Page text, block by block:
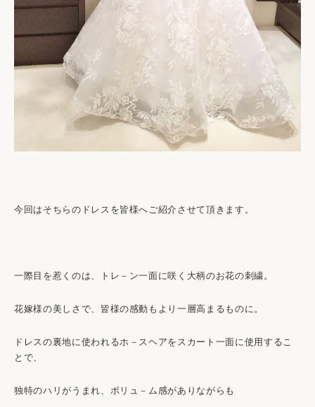
今回はそちらのドレスを皆様へご紹介させて頂きます。
一際目を惹くのは、トレ－ン一面に咲く大柄のお花の刺繍。
花嫁様の美しさで、皆様の感動もより一層高まるものに。
ドレスの裏地に使われるホ－スヘアをスカート一面に使用するこ
とで、
独特のハリがうまれ、ボリュ－ム感がありながらも